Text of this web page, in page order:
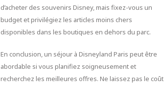
d’acheter des souvenirs Disney, mais fixez-vous un
budget et privilégiez les articles moins chers
disponibles dans les boutiques en dehors du parc.
En conclusion, un séjour à Disneyland Paris peut être
abordable si vous planifiez soigneusement et
recherchez les meilleures offres. Ne laissez pas le coût